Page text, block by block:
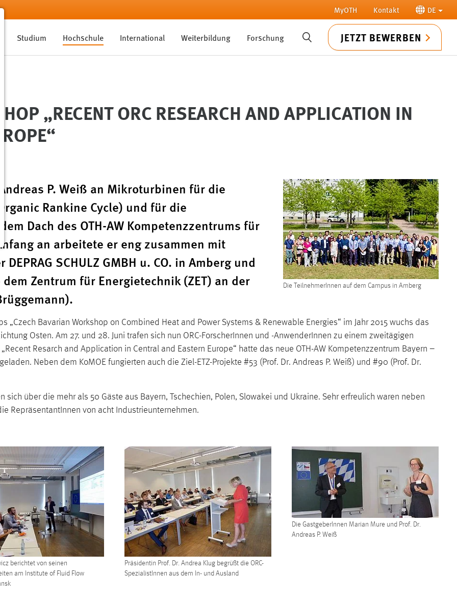
MyOTH Kontakt DE
Studium Hochschule International Weiterbildung Forschung SUCHE JETZT BEWERBEN
„RECENT ORC RESEARCH AND APPLICATION IN
Die TeilnehmerInnen auf dem Campus in Amberg
P. Weiß an Mikroturbinen für die
Rankine Cycle) und für die
Dach des OTH-AW Kompetenzzentrums für
an arbeitete er eng zusammen mit
SCHULZ GMBH u. CO. in Amberg und
Zentrum für Energietechnik (ZET) an der
Bavarian Workshop on Combined Heat and Power Systems & Renewable Energies“ im Jahr 2015 wuchs das
Osten. Am 27. und 28. Juni trafen sich nun ORC-ForscherInnen und -AnwenderInnen zu einem zweitägigen
Resarch and Application in Central and Eastern Europe“ hatte das neue OTH-AW Kompetenzzentrum Bayern –
Neben dem KoMOE fungierten auch die Ziel-ETZ-Projekte #53 (Prof. Dr. Andreas P. Weiß) und #90 (Prof. Dr.
über die mehr als 50 Gäste aus Bayern, Tschechien, Polen, Slowakei und Ukraine. Sehr erfreulich waren neben
RepräsentantInnen von acht Industrieunternehmen.
berichtet von seinen
am Institute of Fluid Flow
Präsidentin Prof. Dr. Andrea Klug begrüßt die ORC-
SpezialistInnen aus dem In- und Ausland
Die GastgeberInnen Marian Mure und Prof. Dr.
Andreas P. Weiß